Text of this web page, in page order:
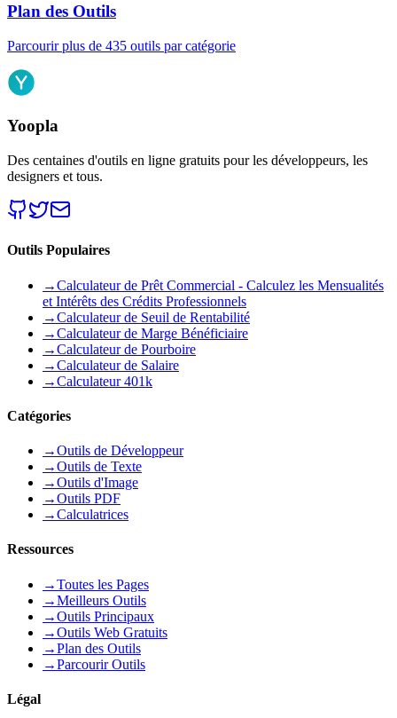
Plan des Outils
Parcourir plus de 435 outils par catégorie
Yoopla
Des centaines d'outils en ligne gratuits pour les développeurs, les
designers et tous.
Outils Populaires
→Calculateur de Prêt Commercial - Calculez les Mensualités
et Intérêts des Crédits Professionnels
→Calculateur de Seuil de Rentabilité
→Calculateur de Marge Bénéficiaire
→Calculateur de Pourboire
→Calculateur de Salaire
→Calculateur 401k
Catégories
→Outils de Développeur
→Outils de Texte
→Outils d'Image
→Outils PDF
→Calculatrices
Ressources
→Toutes les Pages
→Meilleurs Outils
→Outils Principaux
→Outils Web Gratuits
→Plan des Outils
→Parcourir Outils
Légal